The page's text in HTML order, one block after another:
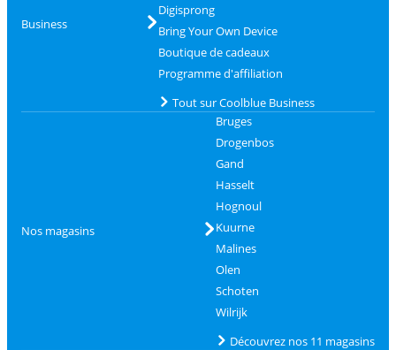
Business
Digisprong
Bring Your Own Device
Boutique de cadeaux
Programme d'affiliation
Tout sur Coolblue Business
Nos magasins
Bruges
Drogenbos
Gand
Hasselt
Hognoul
Kuurne
Malines
Olen
Schoten
Wilrijk
Découvrez nos 11 magasins